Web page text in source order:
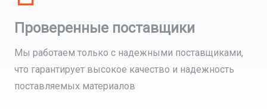
Проверенные поставщики
Мы работаем только с надежными поставщиками,
что гарантирует высокое качество и надежность
поставляемых материалов